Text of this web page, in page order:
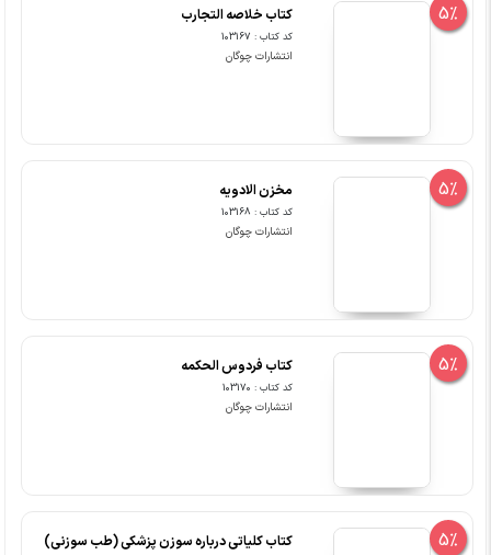
5% کتاب خلاصه التجارب
کد کتاب : 103167
انتشارات چوگان
5% مخزن الادویه
کد کتاب : 103168
انتشارات چوگان
5% کتاب فردوس الحکمه
کد کتاب : 103170
انتشارات چوگان
5% کتاب کلیاتی درباره سوزن پزشکی (طب سوزنی)